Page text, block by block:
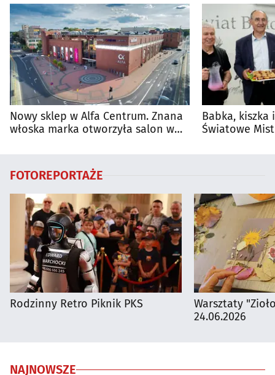
Nowy sklep w Alfa Centrum. Znana
włoska marka otworzyła salon w
Babka, kiszka
Światowe
FOTOREPORTAŻE
Rodzinny Retro Piknik PKS
Warsztaty
24.06.2026
NAJNOWSZE